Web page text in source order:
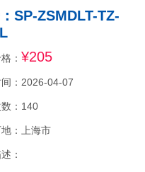
SP-ZSMDLT-TZ-
： ¥205
：2026-04-07
：140
：上海市
：